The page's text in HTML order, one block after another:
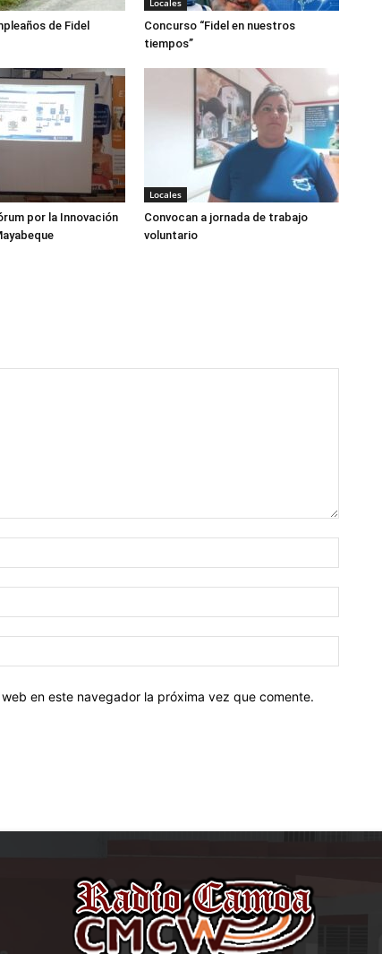
de Fidel
Locales
Concurso “Fidel en nuestros
tiempos”
por la Innovación
Locales
Convocan a jornada de trabajo
voluntario
en este navegador la próxima vez que comente.